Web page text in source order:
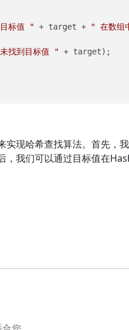
标值 " + target + " 在数组
找到目标值 " + target);
现哈希查找算法。首先，
我们可以通过目标值在